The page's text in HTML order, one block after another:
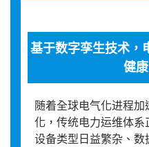
基于数字孪生技术，
健
随着全球电气化进程加
化，传统电力运维体系
设备类型日益繁杂、